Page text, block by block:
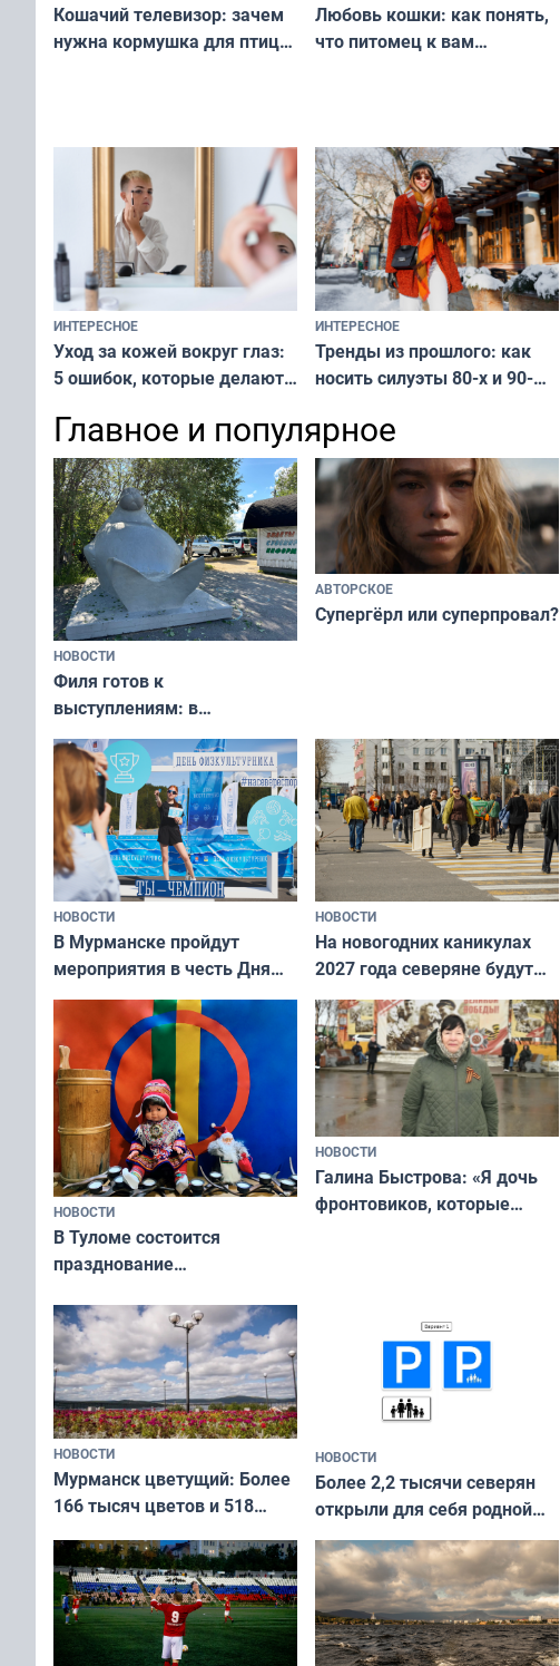
Кошачий телевизор: зачем
нужна кормушка для птиц
Любовь кошки: как понять,
что питомец к вам
ИНТЕРЕСНОЕ
Уход за кожей вокруг глаз:
5 ошибок, которые делают
и вернуть свежий взгляд
без дорогих средств
ИНТЕРЕСНОЕ
Тренды из прошлого: как
носить силуэты 80-х и 90-
современно и стильно без
переплат
Главное и популярное
НОВОСТИ
Филя готов к
выступлениям: в
мурманском океанариуме
рассказали о состоянии
тюленей
АВТОРСКОЕ
Супергёрл или суперпровал?
НОВОСТИ
В Мурманске пройдут
мероприятия в честь Дня
физкультурника
НОВОСТИ
На новогодних каникулах
2027 года северяне будут
отдыхать 11 дней
НОВОСТИ
В Туломе состоится
празднование
коренных народов мира
НОВОСТИ
Галина Быстрова: «Я дочь
фронтовиков, которые
НОВОСТИ
Мурманск цветущий: Более
166 тысяч цветов и 518
НОВОСТИ
Более 2,2 тысячи северян
открыли для себя родной
край в рамках проекта
«Туризм для своих»